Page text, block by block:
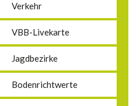
Verkehr
VBB-Livekarte
Jagdbezirke
Bodenrichtwerte